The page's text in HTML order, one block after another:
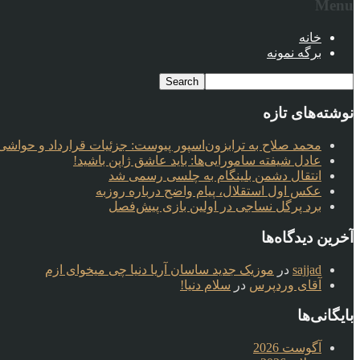
Menu
خانه
برگه نمونه
نوشته‌های تازه
محمد صلاح به ترابزون‌اسپور پیوست: جزئیات قرارداد و حواشی
عادل شیفته سامورایی‌ها: باید عاشق ژاپن باشید!
انتقال دشمن بلینگام به چلسی رسمی شد
عکس اول استقلال، پیام واضح درباره روزبه
برد پرگل نساجی در اولین بازی پیش‌فصل
آخرین دیدگاه‌ها
sajjad در موزیک جدید ساسان آریا دنیا چی میخوای ازم
آقای وردپرس در سلام دنیا!
بایگانی‌ها
آگوست 2026